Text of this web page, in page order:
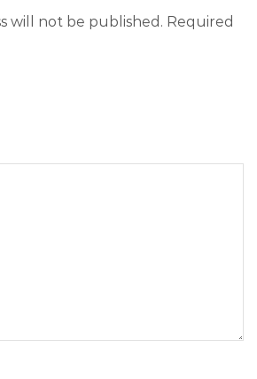
will not be published. Required